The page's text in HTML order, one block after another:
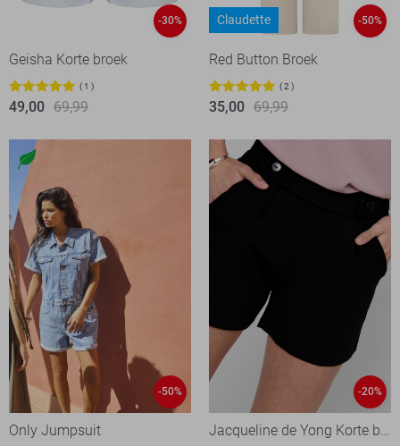
-30%
Geisha Korte broek
1
49,00 69,99
Claudette -50%
Red Button Broek
2
35,00 69,99
-50%
Only Jumpsuit
-20%
Jacqueline de Yong Korte broek